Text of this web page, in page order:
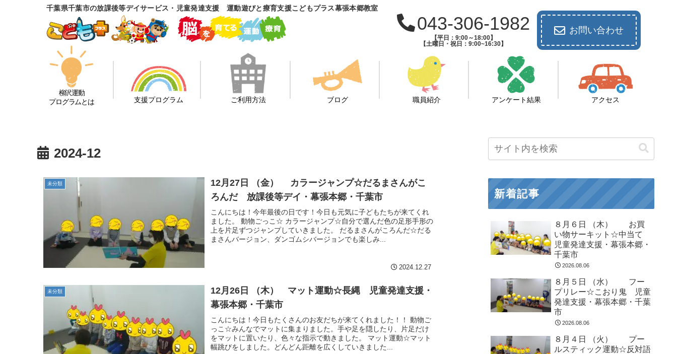
千葉県千葉市の放課後等デイサービス・児童発達支援 運動遊びと療育支援こどもプラス幕張本郷教室
043-306-1982
【平日：9:00～18:00】
【土曜日・祝日：9:00~16:30】
お問い合わせ
柳沢運動
プログラムとは
支援プログラム ご利用方法 ブログ 職員紹介 アンケート結果 アクセス
2024-12
未分類
12月27日 （金） カラージャンプ☆だるまさんがこ
ろんだ 放課後等デイ・幕張本郷・千葉市
こんにちは！今年最後の日です！今日も元気に子どもたちが来てくれ
ました。 動物ごっこ☆ カラージャンプ☆自分で選んだ色の足形手形の
上を片足ずつジャンプしていきました。 だるまさんがころんだ☆だる
まさんバージョン、ダンゴムシバージョンでも楽しみ...
2024.12.27
未分類
12月26日 （木） マット運動☆長縄 児童発達支援・
幕張本郷・千葉市
こんにちは！今日もたくさんのお友だちが来てくれました！！ 動物ご
っこ☆みんなでマットに集まりました。手や足を隠したり、片足だけ
をマットに置いたり、色々な指示で動きました。 マット運動☆マット
幅跳びをしました。どんどん距離を広くしていきました...
新着記事
８月６日 （木） お買
い物サーキット☆中当て
児童発達支援・幕張本郷・
千葉市
2026.08.06
８月５日 （水） フー
プリレー☆こおり鬼 児童
発達支援・幕張本郷・千葉
市
2026.08.06
８月４日 （火） プー
ルスティック運動☆反対語